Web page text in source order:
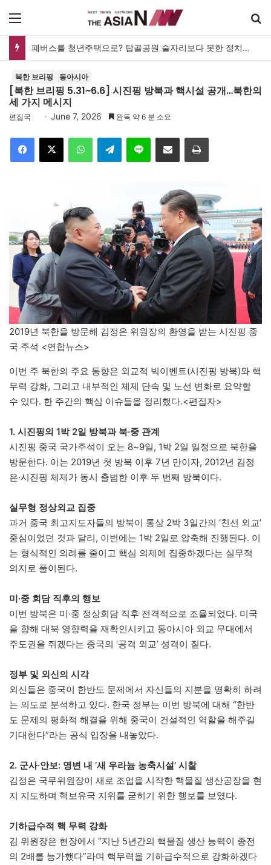
메뉴
폐버스를 청년주택으로? 탑골공원 술자리보다 못한 정치의 상상력
북한 브리핑 동아시아
[북한 브리핑 5.31~6.6] 시진핑 방북과 핵시설 공개…북한의
세 가지 메시지
편집국 June 7, 2026 완독 약 6 분 소요
Facebook
X WhatsAppTelegramLine 이메일 인쇄
2019년 북한을 방문해 김정은 위원장의 환영을 받는 시진핑 중
국 주석 <연합뉴스>
이번 주 북한의 주요 동향은 외교적 빅이벤트(시진핑 방북)와 핵
무력 강화, 그리고 내부적인 체제 단속 및 노선 변화로 요약할
수 있다. 한 주간의 핵심 이슈들을 정리했다.<편집자>
1. 시진핑의 1박 2일 방북과 북·중 관계
시진핑 중국 국가주석이 오는 8~9일, 1박 2일 일정으로 북한을
방문한다. 이는 2019년 첫 방북 이후 7년 만이자, 2012년 김정
은·시진핑 체제가 동시 출범한 이후 두 번째 방북이다.
실무형 정상외교 집중
과거 중국 최고지도자들의 방북이 통상 2박 3일간의 ‘친선 외교’
중심이었던 것과 달리, 이번에는 1박 2일로 압축해 진행된다. 이
는 형식적인 의례를 줄이고 핵심 의제에 집중하겠다는 실무적
의지로 풀이된다.
미·중 회담 직후의 행보
이번 방북은 미·중 정상회담 직후 전격적으로 조율되었다. 미국
을 향해 대북 영향력을 재확인시키고 동아시아 외교 무대에서
주도권을 쥐겠다는 중국의 ‘공격 외교’ 성격이 짙다.
정부 및 외신의 시각
외신들은 중국이 한반도 문제에서 자신들의 지분을 명확히 하려
는 의도로 분석하고 있다. 한국 정부는 이번 방북에 대해 “한반
도 문제의 평화적 해결을 위해 중국이 건설적인 역할을 해주길
기대한다”라는 공식 입장을 내놓았다.
2. 군사·안보: 영변 내 ‘새 우라늄 농축시설’ 시찰
김정은 국무위원장이 새로 조업을 시작한 핵물질 생산공장을 현
지 지도하며 핵보유국 지위를 굳히기 위한 행보를 보였다.
기하급수적 핵 무력 강화
김 위원장은 현장에서 “지난 5년간의 핵물질 생산 능력이 종전
의 2배를 능가했다”라며 핵무력을 기하급수적으로 강화하겠다